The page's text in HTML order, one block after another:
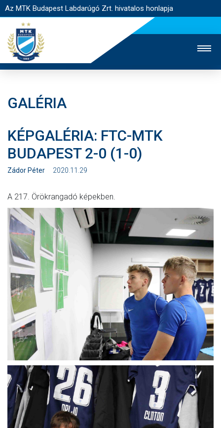
Az MTK Budapest Labdarúgó Zrt. hivatalos honlapja
JEGYÉRTÉKESÍTÉS
WEBSHOP
STADION
EGYESÜLET
KAPCSOLAT
HÍREK
CSAPATOK
MÉRKŐZÉSEK
KLUB
GALÉRIA
SZURKOLÓI ÉLMÉNYEK
AKKREDITÁCIÓ
GALÉRIA
KÉPGALÉRIA: FTC-MTK
BUDAPEST 2-0 (1-0)
Zádor Péter 2020.11.29
A 217. Örökrangadó képekben.